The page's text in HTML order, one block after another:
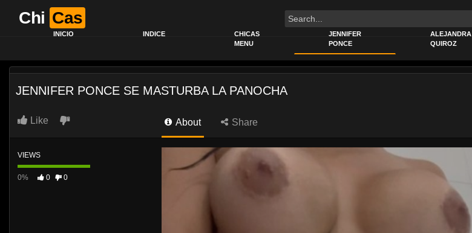
Chi Cas
INICIO INDICE
CHICAS
MENU
JENNIFER
PONCE
ALEJANDRA
QUIROZ
JENNIFER PONCE SE MASTURBA LA PANOCHA
Like About Share
VIEWS
0% 0 0